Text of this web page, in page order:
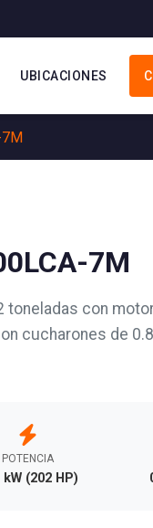
UBICACIONES
7M
con
cucharones de
POTENCIA
kW (202 HP)